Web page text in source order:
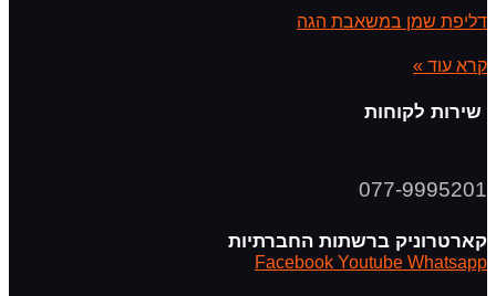
דליפת שמן במשאבת הגה
קרא עוד »
שירות לקוחות
077-9995201
קארטרוניק ברשתות החברתיות
Facebook Youtube Whatsapp